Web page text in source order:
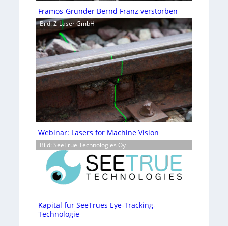
Framos-Gründer Bernd Franz verstorben
Bild: Z-Laser GmbH
Webinar: Lasers for Machine Vision
Bild: SeeTrue Technologies Oy
Kapital für SeeTrues Eye-Tracking-
Technologie